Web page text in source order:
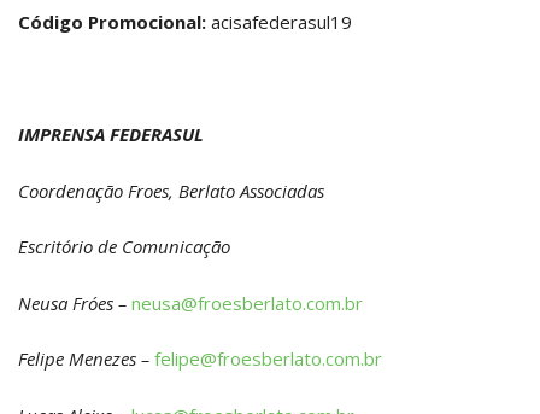
Código Promocional: acisafederasul19
IMPRENSA FEDERASUL
Coordenação Froes, Berlato Associadas
Escritório de Comunicação
Neusa Fróes – neusa@froesberlato.com.br
Felipe Menezes – felipe@froesberlato.com.br